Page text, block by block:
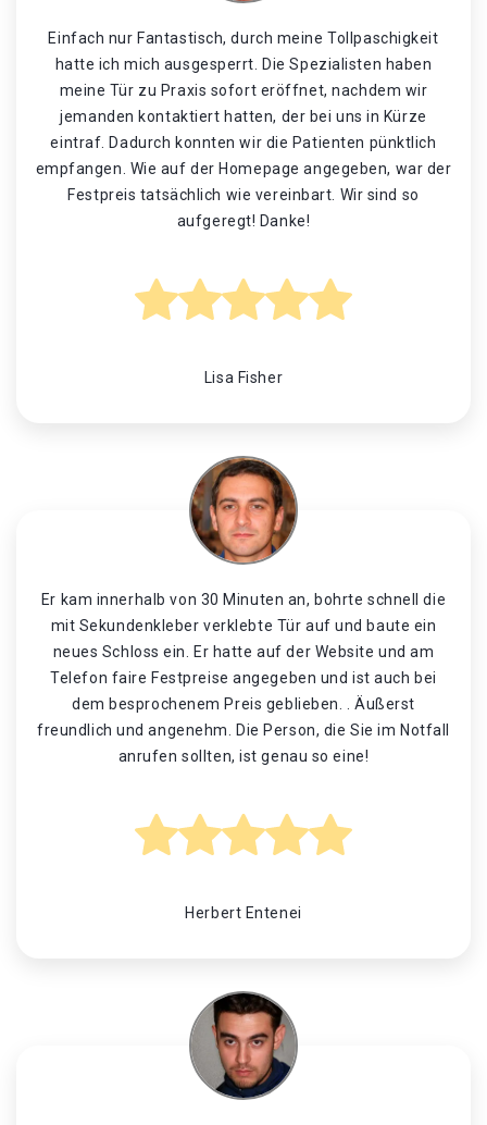
Einfach nur Fantastisch, durch meine Tollpaschigkeit
hatte ich mich ausgesperrt. Die Spezialisten haben
meine Tür zu Praxis sofort eröffnet, nachdem wir
jemanden kontaktiert hatten, der bei uns in Kürze
eintraf. Dadurch konnten wir die Patienten pünktlich
empfangen. Wie auf der Homepage angegeben, war der
Festpreis tatsächlich wie vereinbart. Wir sind so
aufgeregt! Danke!
Lisa Fisher
Er kam innerhalb von 30 Minuten an, bohrte schnell die
mit Sekundenkleber verklebte Tür auf und baute ein
neues Schloss ein. Er hatte auf der Website und am
Telefon faire Festpreise angegeben und ist auch bei
dem besprochenem Preis geblieben. . Äußerst
freundlich und angenehm. Die Person, die Sie im Notfall
anrufen sollten, ist genau so eine!
Herbert Entenei